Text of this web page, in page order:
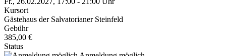
Kursort
Gästehaus der Salvatorianer Steinfeld
Gebühr
385,00 €
Status